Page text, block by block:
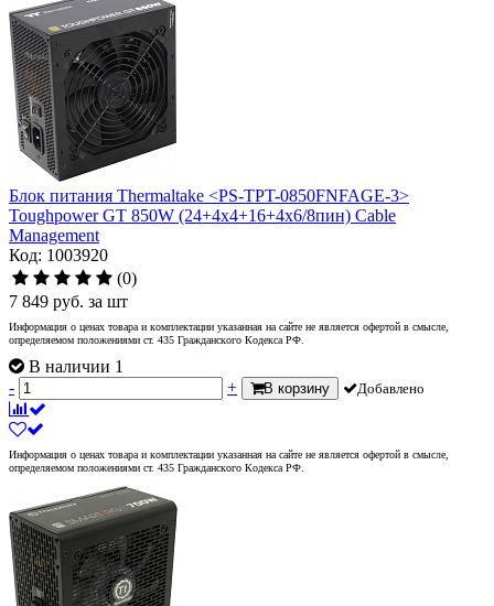
Блок питания Thermaltake <PS-TPT-0850FNFAGE-3>
Toughpower GT 850W (24+4x4+16+4x6/8пин) Cable
Management
Код: 1003920
(0)
7 849 руб. за шт
Информация о ценах товара и комплектации указанная на сайте не является офертой в смысле,
определяемом положениями ст. 435 Гражданского Кодекса РФ.
В наличии 1
-
+ В корзину Добавлено
Информация о ценах товара и комплектации указанная на сайте не является офертой в смысле,
определяемом положениями ст. 435 Гражданского Кодекса РФ.